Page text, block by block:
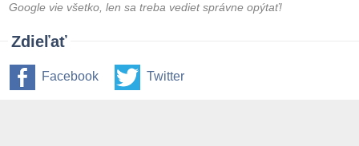
Google vie všetko, len sa treba vediet správne opýtať!
Zdieľať
Facebook Twitter